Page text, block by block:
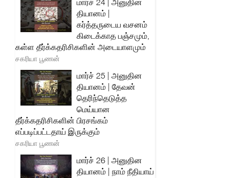
மார்ச் 24 | அனுதின
தியானம் |
கர்த்தருடைய வசனம்
கிடைக்காத பஞ்சமும்,
கள்ள தீர்க்கதரிசிகளின் அடையாளமும்
சகரியா பூணன்
மார்ச் 25 | அனுதின
தியானம் | தேவன்
தெரிந்தெடுத்த
மெய்யான
தீர்க்கதரிசிகளின் பிரசங்கம்
எப்படிப்பட்டதாய் இருக்கும்
சகரியா பூணன்
மார்ச் 26 | அனுதின
தியானம் | நாம் நீதியாய்